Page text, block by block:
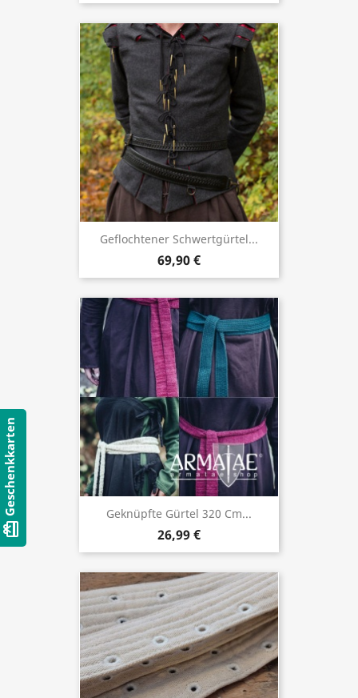
Geflochtener Schwertgürtel...
69,90 €
Geknüpfte Gürtel 320 Cm...
26,99 €
card_giftcard
Geschenkkarten